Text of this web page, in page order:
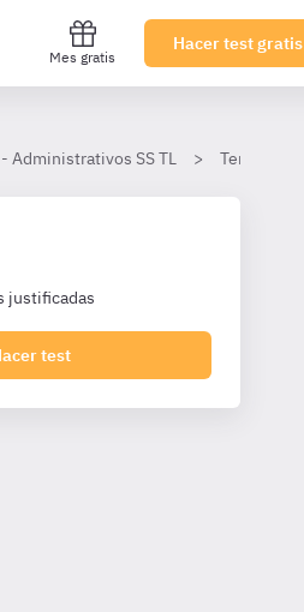
Mes gratis
Hacer test gratis
Administrativos SS TL Tema 8
justificadas
test